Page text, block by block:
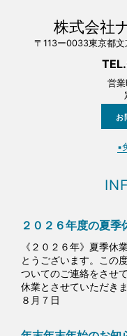
株式会社
〒113ー0033東京都
営
お
▪️
２０２６年度の夏季
《２０２６年》夏季休
とうございます。この
ついてのご連絡をさせ
休業とさせていただき
８月７日